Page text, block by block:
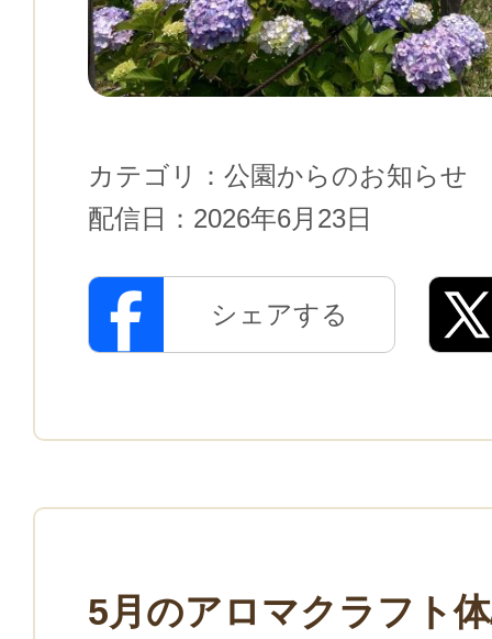
カテゴリ： 公園からのお知らせ
配信日： 2026年6月23日
シェアする
5月のアロマクラフト